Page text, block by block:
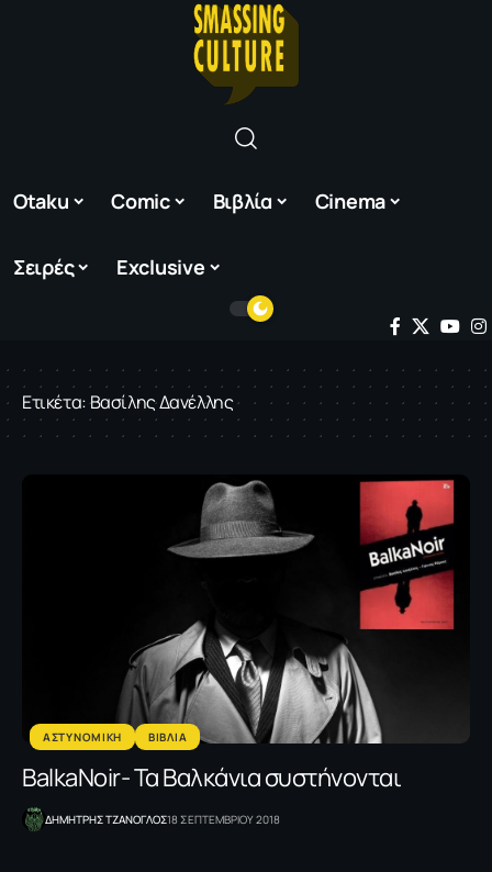
Otaku Comic Βιβλία Cinema
Σειρές Exclusive
Ετικέτα:Βασίλης Δανέλλης
ΑΣΤΥΝΟΜΙΚΗ ΒΙΒΛΙΑ
BalkaNoir- Τα Βαλκάνια συστήνονται
ΔΗΜΗΤΡΗΣ ΤΖΑΝΟΓΛΟΣ18 ΣΕΠΤΕΜΒΡΙΟΥ 2018